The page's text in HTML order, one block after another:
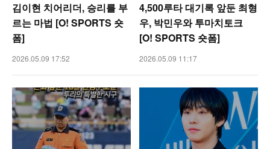
김이현 치어리더, 승리를 부
르는 마법 [O! SPORTS 숏
폼]
2026.05.09 17:52
4,500루타 대기록 앞둔 최형
우, 박민우와 투마치토크
[O! SPORTS 숏폼]
2026.05.09 11:17